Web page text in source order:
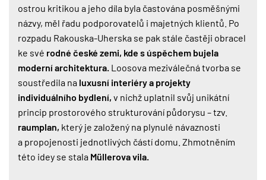
ostrou kritikou a jeho díla byla častována posměšnými
názvy, měl řadu podporovatelů i majetných klientů. Po
rozpadu Rakouska-Uherska se pak stále častěji obracel
ke své rodné české zemi, kde s úspěchem bujela
moderní architektura. Loosova meziválečná tvorba se
soustředila na luxusní interiéry a projekty
individuálního bydlení, v nichž uplatnil svůj unikátní
princip prostorového strukturování půdorysu – tzv.
raumplan, který je založený na plynulé návaznosti
a propojenosti jednotlivých částí domu. Zhmotněním
této idey se stala Müllerova vila.